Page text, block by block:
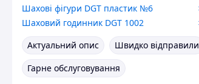
Шахові фігури DGT пластик №6
Шаховий годинник DGT 1002
Актуальний опис
Швидко відправили
Гарне обслуговування